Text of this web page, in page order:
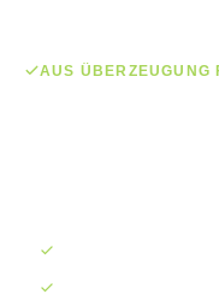
AUS ÜBERZEUGUNG